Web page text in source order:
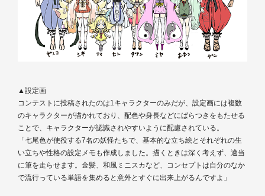
▲設定画
コンテストに投稿されたのは1キャラクターのみだが、設定画には複数
のキャラクターが描かれており、配色や身長などにばらつきをもたせる
ことで、キャラクターが認識されやすいように配慮されている。
「七尾色が使役する7名の妖怪たちで、基本的な立ち絵とそれぞれの生
い立ちや性格の設定メモも作成しました。描くときは深く考えず、適当
に筆を走らせます。金髪、和風ミニスカなど、コンセプトは自分のなか
で流行っている単語を集めると意外とすぐに出来上がるんですよ」